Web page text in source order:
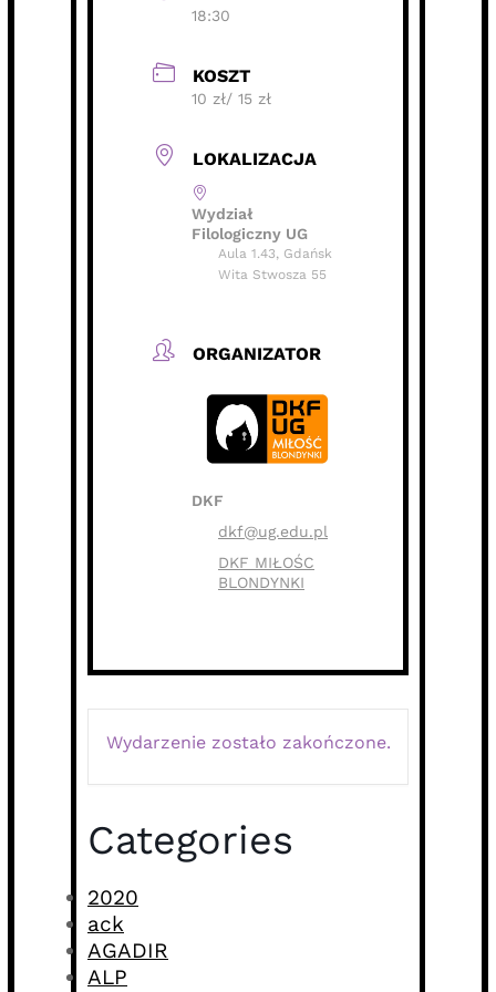
18:30
KOSZT
10 zł/ 15 zł
LOKALIZACJA
Wydział
Filologiczny UG
Aula 1.43, Gdańsk
Wita Stwosza 55
ORGANIZATOR
DKF
dkf@ug.edu.pl
DKF MIŁOŚC
BLONDYNKI
Wydarzenie zostało zakończone.
Categories
2020
ack
AGADIR
ALP